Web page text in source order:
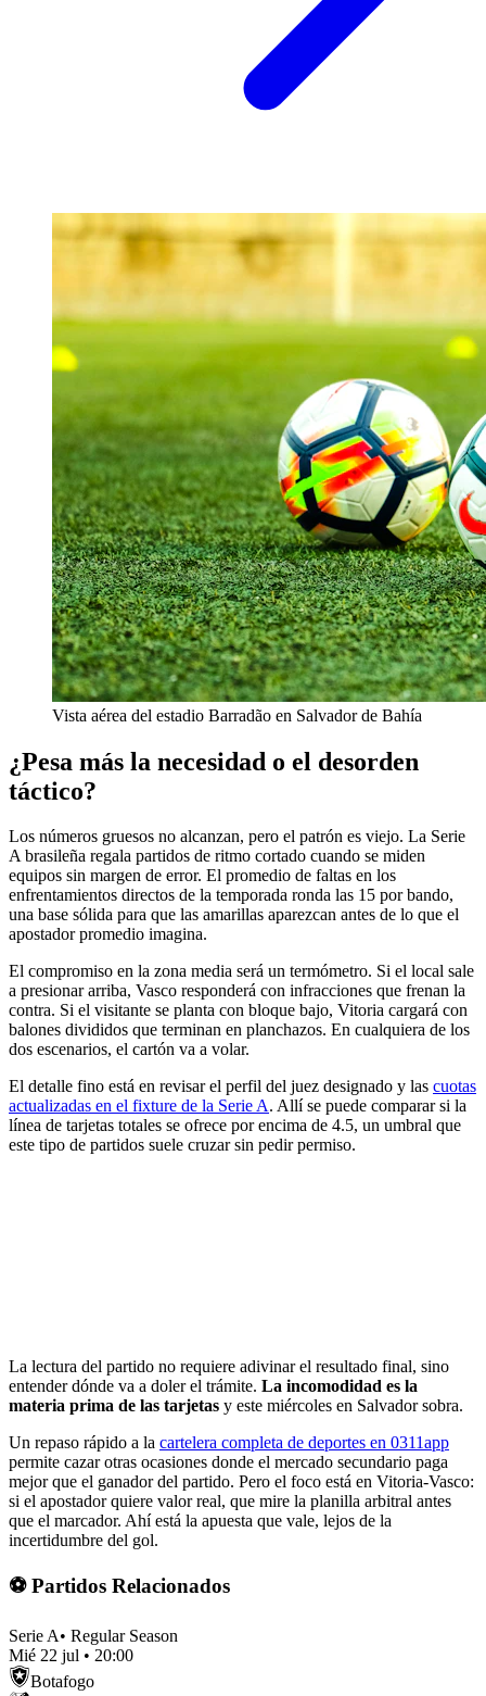
Vista aérea del estadio Barradão en Salvador de Bahía
¿Pesa más la necesidad o el desorden
táctico?
Los números gruesos no alcanzan, pero el patrón es viejo. La Serie
A brasileña regala partidos de ritmo cortado cuando se miden
equipos sin margen de error. El promedio de faltas en los
enfrentamientos directos de la temporada ronda las 15 por bando,
una base sólida para que las amarillas aparezcan antes de lo que el
apostador promedio imagina.
El compromiso en la zona media será un termómetro. Si el local sale
a presionar arriba, Vasco responderá con infracciones que frenan la
contra. Si el visitante se planta con bloque bajo, Vitoria cargará con
balones divididos que terminan en planchazos. En cualquiera de los
dos escenarios, el cartón va a volar.
El detalle fino está en revisar el perfil del juez designado y las cuotas
actualizadas en el fixture de la Serie A. Allí se puede comparar si la
línea de tarjetas totales se ofrece por encima de 4.5, un umbral que
este tipo de partidos suele cruzar sin pedir permiso.
La lectura del partido no requiere adivinar el resultado final, sino
entender dónde va a doler el trámite. La incomodidad es la
materia prima de las tarjetas y este miércoles en Salvador sobra.
Un repaso rápido a la cartelera completa de deportes en 0311app
permite cazar otras ocasiones donde el mercado secundario paga
mejor que el ganador del partido. Pero el foco está en Vitoria-Vasco:
si el apostador quiere valor real, que mire la planilla arbitral antes
que el marcador. Ahí está la apuesta que vale, lejos de la
incertidumbre del gol.
⚽ Partidos Relacionados
Serie A• Regular Season
Mié 22 jul • 20:00
Botafogo